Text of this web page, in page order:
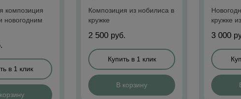
композиция
новогодним
в 1 клик
Композиция из нобилиса в
кружке
2 500 руб.
Купить в 1 клик
В корзину
кружке
3 000